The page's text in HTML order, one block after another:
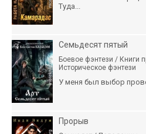
Туда...
Семьдесят пятый
Боевое фэнтези / Книги
Историческое фэнтези
У меня был выбор
Прорыв